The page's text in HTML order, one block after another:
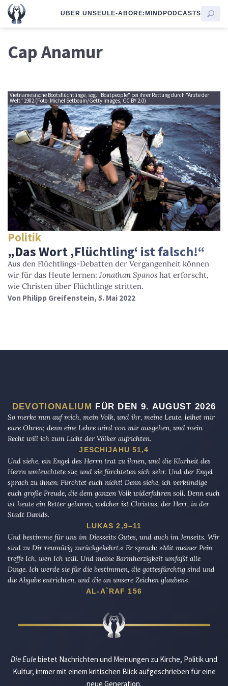
ÜBER UNSEULE-ABORE:MINDPODCASTS
Cap Anamur
Vietnamesische Bootsflüchtlinge, sog. "Boatpeople" bei ihrer Rettung durch "Ärzte der
Welt" 1982 (Foto: Michel Setboum/Getty Images, CC BY 2.0)
Politik
„Das Wort ‚Flüchtling‘ ist falsch!“
Aus den Flüchtlings-Debatten der Vergangenheit können
wir für das Heute lernen: Jonathan Spanos hat erforscht,
wie Christen über Flüchtlinge stritten.
Von Philipp Greifenstein, 5. Mai 2022
DEVOTIONALIUM FÜR DEN 9. AUGUST 2026
So merke nun auf mich, mein Volk, und ihr, meine Leute, leihet mir
eure Ohren; denn eine Lehre wird von mir ausgehen, und mein
Recht will ich zum Licht der Völker aufrichten.
JESCHIJAHU 51,4
Und siehe, ein Engel des Herrn trat zu ihnen, und die Klarheit des
Herrn umleuchtete sie; und sie fürchteten sich sehr. Und der Engel
sprach zu ihnen: Fürchtet euch nicht! Denn siehe, ich verkündige
euch große Freude, die dem ganzen Volk widerfahren soll. Denn euch
ist heute ein Retter geboren, welcher ist Christus, der Herr, in der
Stadt Davids.
LUKAS 2,9–11
Und bestimme für uns im Diesseits Gutes, und auch im Jenseits. Wir
sind zu Dir reumütig zurückgekehrt.« Er sprach: »Mit meiner Pein
treffe Ich, wen Ich will. Und meine Barmherzigkeit umfaßt alle
Dinge. Ich werde sie für die bestimmen, die gottesfürchtig sind und
die Abgabe entrichten, und die an unsere Zeichen glauben«.
AL-A`RAF 156
Die Eulebietet Nachrichten und Meinungen zu Kirche, Politik und
Kultur, immer mit einem kritischen Blick aufgeschrieben für eine
neue Generation.